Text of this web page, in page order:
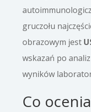
gruczołu
obrazowym jest
wskazań po
wyników
Co